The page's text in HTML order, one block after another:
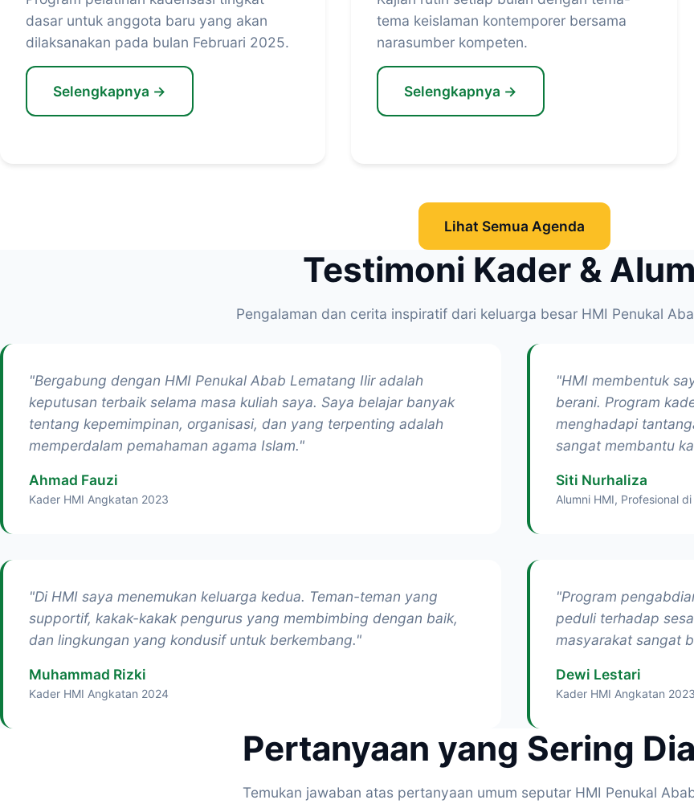
dasar untuk anggota baru yang akan
dilaksanakan pada bulan Februari 2025.
Selengkapnya →
tema keislaman kontemporer bersama
narasumber kompeten.
Selengkapnya →
Lihat Semua Agenda
Testimoni Kader &
Pengalaman dan cerita inspiratif dari keluarga besar HMI Penukal
"Bergabung dengan HMI Penukal Abab Lematang Ilir adalah
keputusan terbaik selama masa kuliah saya. Saya belajar banyak
tentang kepemimpinan, organisasi, dan yang terpenting adalah
memperdalam pemahaman agama Islam."
Ahmad Fauzi
Kader HMI Angkatan 2023
"HMI membentuk
berani. Program
menghadapi
sangat membantu
Siti Nurhaliza
Alumni HMI, Profesional
"Di HMI saya menemukan keluarga kedua. Teman-teman yang
supportif, kakak-kakak pengurus yang membimbing dengan baik,
dan lingkungan yang kondusif untuk berkembang."
Muhammad Rizki
Kader HMI Angkatan 2024
"Program
peduli terhadap
masyarakat sangat
Dewi Lestari
Kader HMI Angkatan 2023
Pertanyaan yang Sering
Temukan jawaban atas pertanyaan umum seputar HMI Penukal